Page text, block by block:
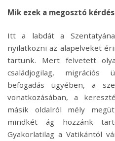
Mik ezek a megosztó
Itt a labdát a
nyilatkozni az alapelveket
tartunk. Mert felvetett
családjogilag, migrációs
befogadás ügyében, a
vonatkozásában, a
másik oldalról mély
mindkét ág hozzánk
Gyakorlatilag a Vatikántól